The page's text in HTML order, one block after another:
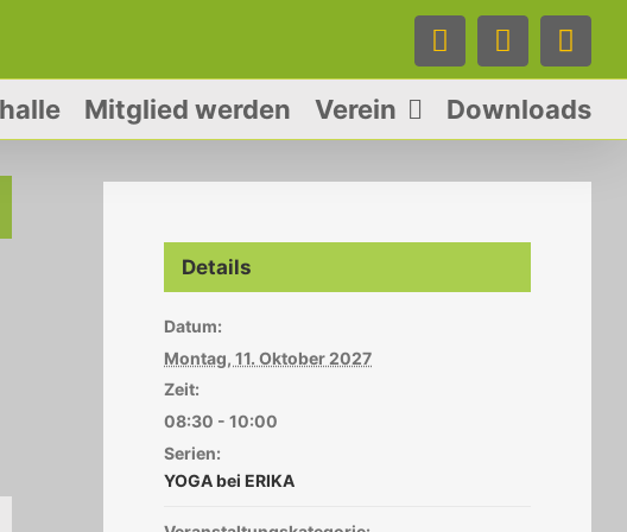
Facebook
Mitglied werden Verein Downloads
Details
Datum:
Montag, 11. Oktober 2027
Zeit:
08:30 - 10:00
Serien:
YOGA bei ERIKA